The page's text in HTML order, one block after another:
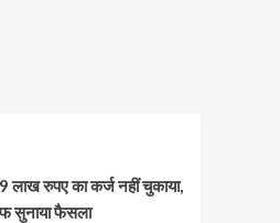
लाख रुपए का कर्ज नहीं चुकाया,
सुनाया फैसला